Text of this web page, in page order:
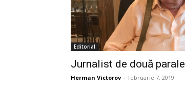
Editorial
Jurnalist de două parale
Herman Victorov - februarie 7, 2019